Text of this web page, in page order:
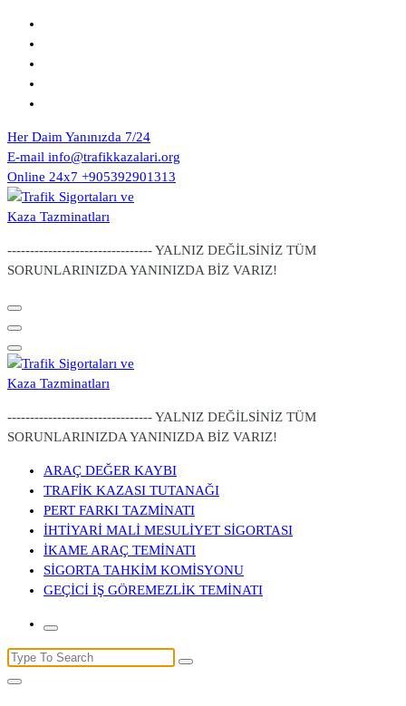
Skip
content
Her Daim Yanınızda 7/24
E-mail info@trafikkazalari.org
Online 24x7 +905392901313
-------------------------------- YALNIZ DEĞİLSİNİZ TÜM
SORUNLARINIZDA YANINIZDA BİZ VARIZ!
-------------------------------- YALNIZ DEĞİLSİNİZ TÜM
SORUNLARINIZDA YANINIZDA BİZ VARIZ!
ARAÇ DEĞER KAYBI
TRAFİK KAZASI TUTANAĞI
PERT FARKI TAZMİNATI
İHTİYARİ MALİ MESULİYET SİGORTASI
İKAME ARAÇ TEMİNATI
SİGORTA TAHKİM KOMİSYONU
GEÇİCİ İŞ GÖREMEZLİK TEMİNATI
Search
for: